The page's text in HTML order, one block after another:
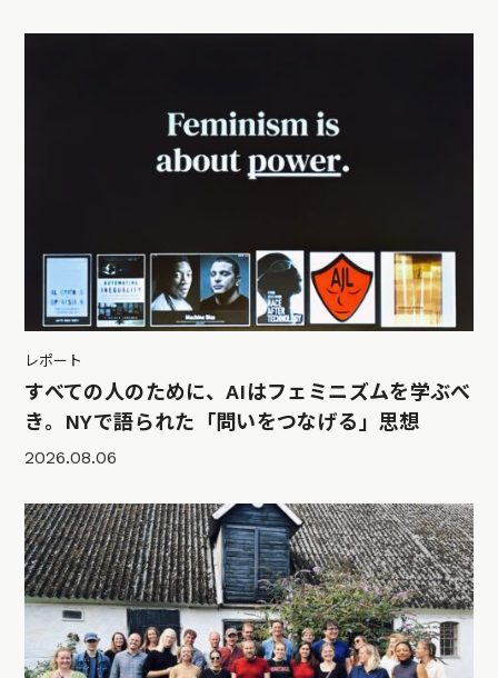
レポート
すべての人のために、AIはフェミニズムを学ぶべ
き。NYで語られた「問いをつなげる」思想
2026.08.06